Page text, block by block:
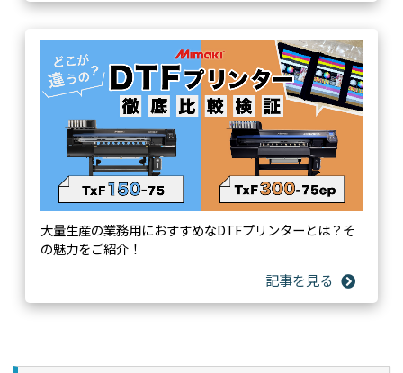
大量生産の業務用におすすめなDTFプリンターとは？そ
の魅力をご紹介！